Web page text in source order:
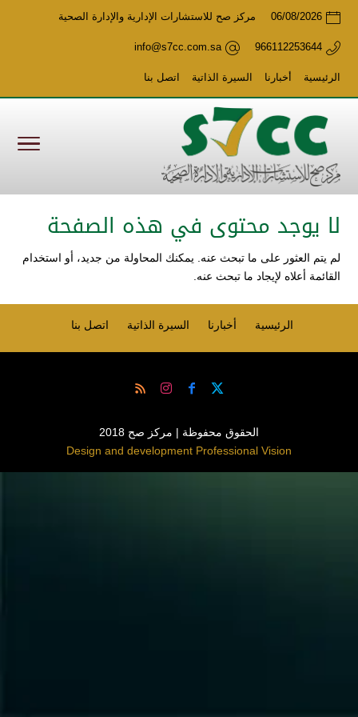
06/08/2026 مركز صح للاستشارات الإدارية والإدارة الصحية
966112253644
info@s7cc.com.sa
الرئيسية أخبارنا السيرة الذاتية اتصل بنا
لا يوجد محتوى في هذه الصفحة
لم يتم العثور على ما تبحث عنه. يمكنك المحاولة من جديد، أو استخدام
القائمة أعلاه لإيجاد ما تبحث عنه.
الرئيسية أخبارنا السيرة الذاتية اتصل بنا
الحقوق محفوظة | مركز صح 2018
Design and development Professional Vision